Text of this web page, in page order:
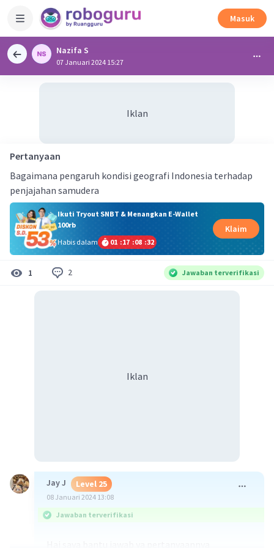
Masuk
Nazifa S
07 Januari 2024 15:27
Iklan
Pertanyaan
Bagaimana pengaruh kondisi geografi Indonesia terhadap
penjajahan samudera
Ikuti Tryout SNBT & Menangkan E-Wallet
100rb
Habis dalam
01 :17 :08 :32
Klaim
1 2 Jawaban terverifikasi
Iklan
Jay J Level 25
08 Januari 2024 13:08
Jawaban terverifikasi